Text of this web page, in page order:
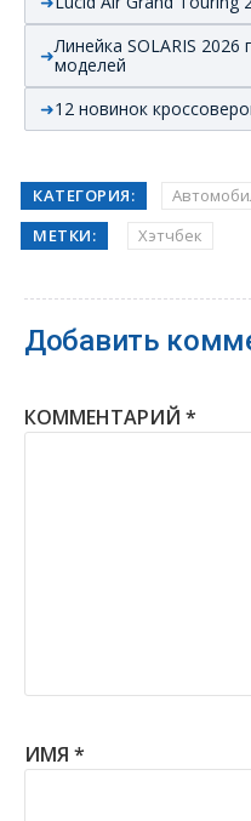
Линейка SOLARIS
моделей
12 новинок
КАТЕГОРИЯ:
МЕТКИ:
Хэтчбек
Добавить
КОММЕНТАРИЙ *
ИМЯ *